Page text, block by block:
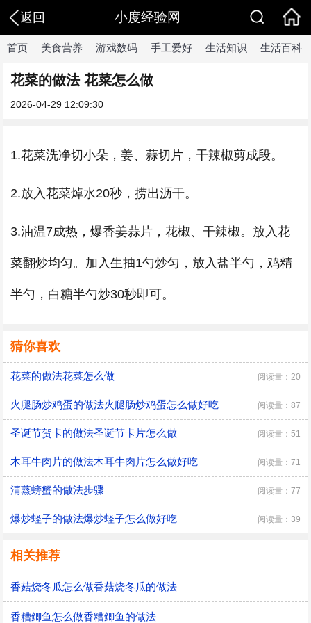
返回 小度经验网
首页 美食营养 游戏数码 手工爱好 生活知识 生活百科
花菜的做法 花菜怎么做
2026-04-29 12:09:30
1.花菜洗净切小朵，姜、蒜切片，干辣椒剪成段。
2.放入花菜焯水20秒，捞出沥干。
3.油温7成热，爆香姜蒜片，花椒、干辣椒。放入花
菜翻炒均匀。加入生抽1勺炒匀，放入盐半勺，鸡精
半勺，白糖半勺炒30秒即可。
猜你喜欢
花菜的做法花菜怎么做 阅读量：20
火腿肠炒鸡蛋的做法火腿肠炒鸡蛋怎么做好吃 阅读量：87
圣诞节贺卡的做法圣诞节卡片怎么做 阅读量：51
木耳牛肉片的做法木耳牛肉片怎么做好吃 阅读量：71
清蒸螃蟹的做法步骤 阅读量：77
爆炒蛏子的做法爆炒蛏子怎么做好吃 阅读量：39
相关推荐
香菇烧冬瓜怎么做香菇烧冬瓜的做法
香糟鲫鱼怎么做香糟鲫鱼的做法